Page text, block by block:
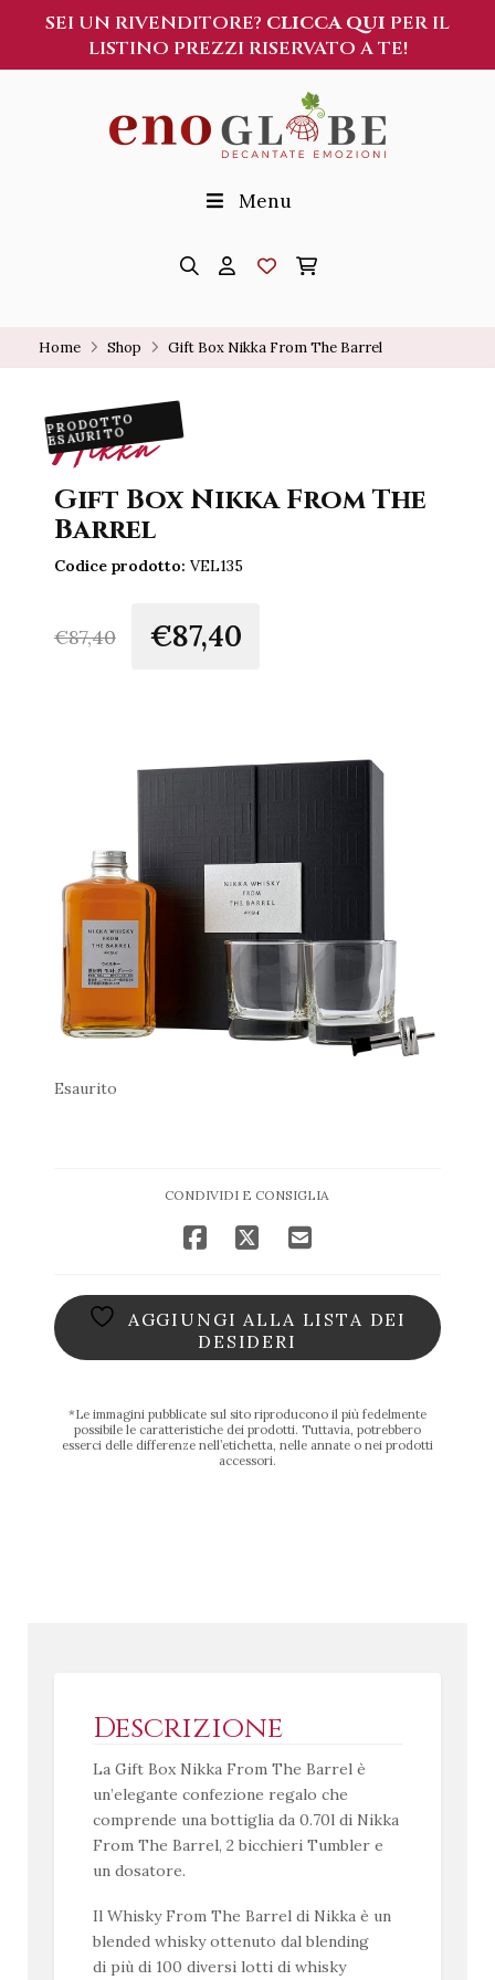
SEI UN RIVENDITORE? CLICCA QUI PER IL
LISTINO PREZZI RISERVATO A TE!
Menu
Home Shop Gift Box Nikka From The Barrel
Nikka
Gift Box Nikka From The
Barrel
Codice prodotto: VEL135
€87,40 €87,40
PRODOTTO
ESAURITO
Esaurito
CONDIVIDI E CONSIGLIA
AGGIUNGI ALLA LISTA DEI
DESIDERI
*Le immagini pubblicate sul sito riproducono il più fedelmente
possibile le caratteristiche dei prodotti. Tuttavia, potrebbero
esserci delle differenze nell’etichetta, nelle annate o nei prodotti
accessori.
Descrizione
La Gift Box Nikka From The Barrel è
un’elegante confezione regalo che
comprende una bottiglia da 0.70l di Nikka
From The Barrel, 2 bicchieri Tumbler e
un dosatore.
Il Whisky From The Barrel di Nikka è un
blended whisky ottenuto dal blending
di più di 100 diversi lotti di whisky